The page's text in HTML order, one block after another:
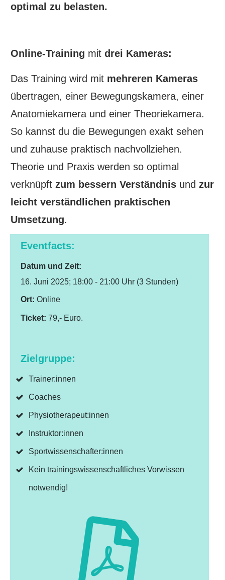
optimal zu belasten.
Online-Training mit drei Kameras:
Das Training wird mit mehreren Kameras
übertragen, einer Bewegungskamera, einer
Anatomiekamera und einer Theoriekamera.
So kannst du die Bewegungen exakt sehen
und zuhause praktisch nachvollziehen.
Theorie und Praxis werden so optimal
verknüpft zum bessern Verständnis und zur
leicht verständlichen praktischen
Umsetzung.
Eventfacts:
Datum und Zeit:
16. Juni 2025; 18:00 - 21:00 Uhr (3 Stunden)
Ort: Online
Ticket: 79,- Euro.
Zielgruppe:
Trainer:innen
Coaches
Physiotherapeut:innen
Instruktor:innen
Sportwissenschafter:innen
Kein trainingswissenschaftliches Vorwissen
notwendig!